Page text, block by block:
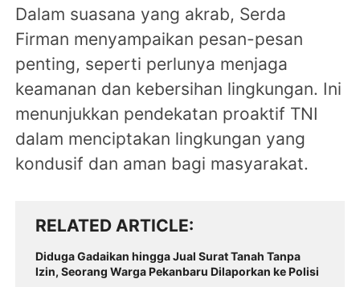
Dalam suasana yang akrab, Serda
Firman menyampaikan pesan-pesan
penting, seperti perlunya menjaga
keamanan dan kebersihan lingkungan. Ini
menunjukkan pendekatan proaktif TNI
dalam menciptakan lingkungan yang
kondusif dan aman bagi masyarakat.
RELATED ARTICLE
Diduga Gadaikan hingga Jual Surat Tanah Tanpa
Izin, Seorang Warga Pekanbaru Dilaporkan ke Polisi